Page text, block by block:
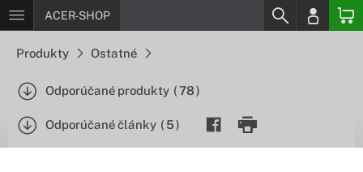
ACER-SHOP
Produkty Ostatné
Odporúčané produkty (78)
Odporúčané články ( 5)